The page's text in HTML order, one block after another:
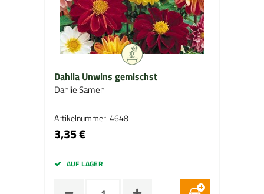
Dahlia Unwins gemischst
Dahlie Samen
Artikelnummer: 4648
3,35 €
AUF LAGER